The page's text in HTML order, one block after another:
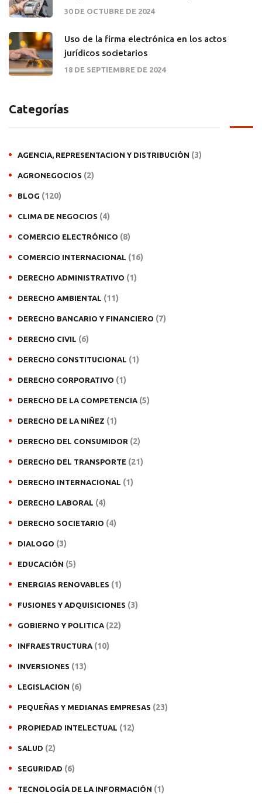
30 DE OCTUBRE DE 2024
Uso de la firma electrónica en los actos
jurídicos societarios
18 DE SEPTIEMBRE DE 2024
Categorías
AGENCIA, REPRESENTACION Y DISTRIBUCIÓN (3)
AGRONEGOCIOS (2)
BLOG (120)
CLIMA DE NEGOCIOS (4)
COMERCIO ELECTRÓNICO (8)
COMERCIO INTERNACIONAL (16)
DERECHO ADMINISTRATIVO (1)
DERECHO AMBIENTAL (11)
DERECHO BANCARIO Y FINANCIERO (7)
DERECHO CIVIL (6)
DERECHO CONSTITUCIONAL (1)
DERECHO CORPORATIVO (1)
DERECHO DE LA COMPETENCIA (5)
DERECHO DE LA NIÑEZ (1)
DERECHO DEL CONSUMIDOR (2)
DERECHO DEL TRANSPORTE (21)
DERECHO INTERNACIONAL (1)
DERECHO LABORAL (4)
DERECHO SOCIETARIO (4)
DIALOGO (3)
EDUCACIÓN (5)
ENERGIAS RENOVABLES (1)
FUSIONES Y ADQUISICIONES (3)
GOBIERNO Y POLITICA (22)
INFRAESTRUCTURA (10)
INVERSIONES (13)
LEGISLACION (6)
PEQUEÑAS Y MEDIANAS EMPRESAS (23)
PROPIEDAD INTELECTUAL (12)
SALUD (2)
SEGURIDAD (6)
TECNOLOGÍA DE LA INFORMACIÓN (1)